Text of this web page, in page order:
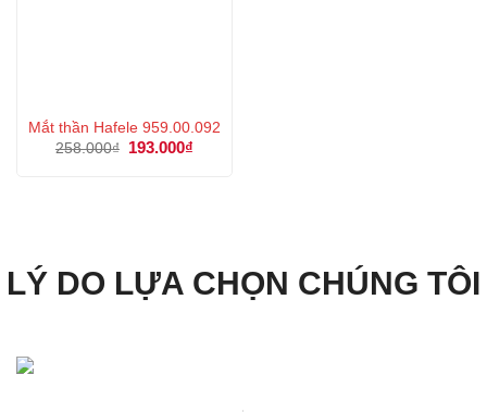
Mắt thần Hafele 959.00.092
258.000₫
Giá
193.000₫
LÝ DO LỰA CHỌN CHÚNG TÔI